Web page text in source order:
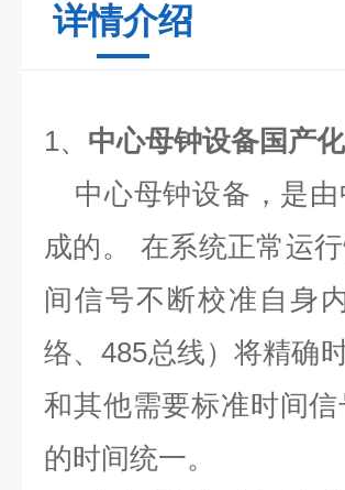
详情介绍
1、 中心母钟设备国产化
中心母钟设备，是
成的。
在系统正常运
间信号不断校准自身
络、485总线）将精确
和其他需要标准时间
的时间统一。